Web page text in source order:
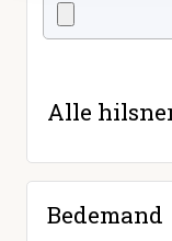
Alle
Bedemand